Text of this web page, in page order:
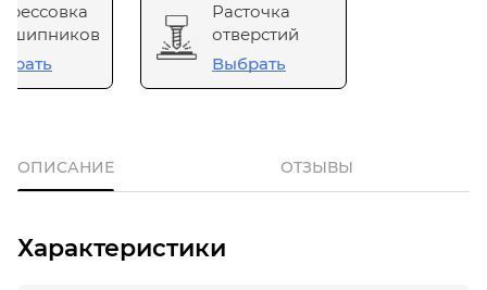
Расточка
отверстий
Выбрать
ОПИСАНИЕ ОТЗЫВЫ
Характеристики